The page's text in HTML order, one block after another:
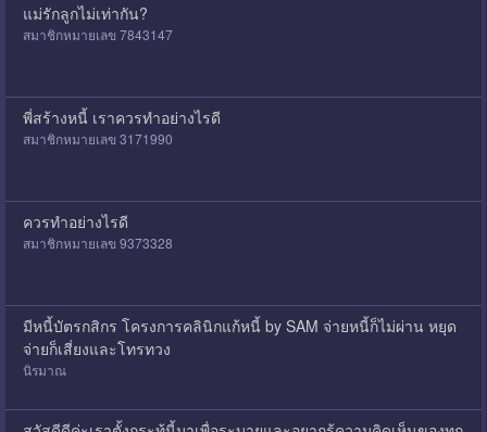
แม่รักลูกไม่เท่ากัน?
สมาชิกหมายเลข 7843147
พี่สร้างหนี้ เราควรทำอย่างไรดี
สมาชิกหมายเลข 3171990
ควรทำอย่างไรดี
สมาชิกหมายเลข 9373328
มีหนี้บัตรกสิกร โครงการคลินิกแก้หนี้ by SAM จ่ายหนี้ก็ไม่ผ่าน หยุด
จ่ายก็เสี่ยงและโทรทวง
นิรมาณ